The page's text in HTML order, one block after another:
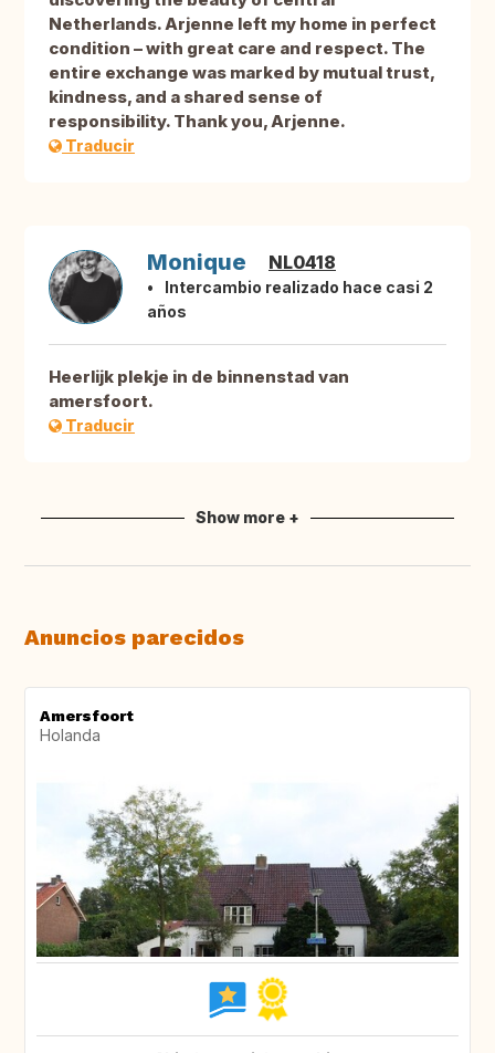
Netherlands. Arjenne left my home in perfect
condition – with great care and respect. The
entire exchange was marked by mutual trust,
kindness, and a shared sense of
responsibility. Thank you, Arjenne.
Traducir
Monique NL0418
Intercambio realizado hace casi 2
años
Heerlijk plekje in de binnenstad van
amersfoort.
Traducir
Show more +
Anuncios parecidos
Amersfoort
Holanda